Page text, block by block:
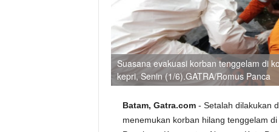
Suasana evakuasi korban tenggelam di
kepri, Senin (1/6).GATRA/Romus Panca
Batam, Gatra.com - Setalah dilakukan
menemukan korban hilang tenggelam